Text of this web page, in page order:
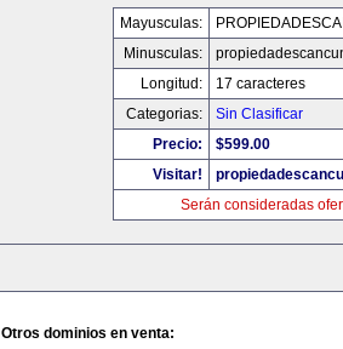
Mayusculas:
Minusculas:
Longitud:
17 caracteres
Categorias:
Sin Clasificar
Precio:
$599.00
Visitar!
Serán consideradas
Otros dominios en venta: